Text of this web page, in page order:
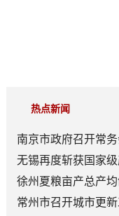
热点新闻
南京市政府召开常
无锡再度斩获国家
顶层赛道
徐州夏粮亩产总产
常州市召开城市更